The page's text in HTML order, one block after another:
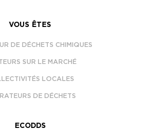
VOUS ÊTES
DE DÉCHETS CHIMIQUES
SUR LE MARCHÉ
LOCALES
DE DÉCHETS
ECODDS